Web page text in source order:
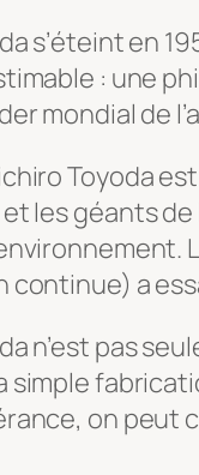
s’éteint en
: une
mondial de
Toyoda
les géants de
continue) a
n’est pas
on peut